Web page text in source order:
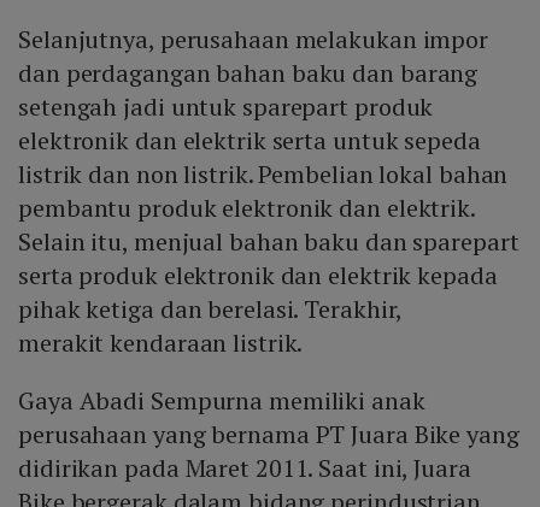
Selanjutnya, perusahaan melakukan impor
dan perdagangan bahan baku dan barang
setengah jadi untuk sparepart produk
elektronik dan elektrik serta untuk sepeda
listrik dan non listrik. Pembelian lokal bahan
pembantu produk elektronik dan elektrik.
Selain itu, menjual bahan baku dan sparepart
serta produk elektronik dan elektrik kepada
pihak ketiga dan berelasi. Terakhir,
merakit kendaraan listrik.
Gaya Abadi Sempurna memiliki anak
perusahaan yang bernama PT Juara Bike yang
didirikan pada Maret 2011. Saat ini, Juara